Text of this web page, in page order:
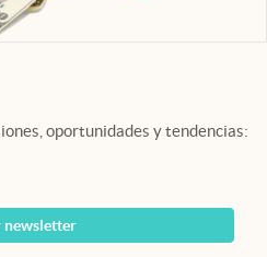
oportunidades y tendencias:
newsletter